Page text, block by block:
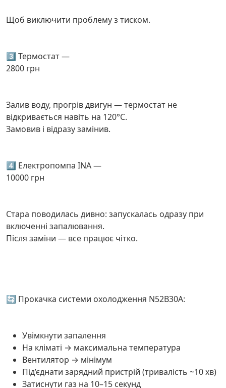
Щоб виключити проблему з тиском.
3️⃣ Термостат —
2800 грн
Залив воду, прогрів двигун — термостат не
відкривається навіть на 120°C.
Замовив і відразу замінив.
4️⃣ Електропомпа INA —
10000 грн
Стара поводилась дивно: запускалась одразу при
включенні запалювання.
Після заміни — все працює чітко.
🔄 Прокачка системи охолодження N52B30A:
Увімкнути запалення
На кліматі → максимальна температура
Вентилятор → мінімум
Під’єднати зарядний пристрій (тривалість ~10 хв)
Затиснути газ на 10–15 секунд